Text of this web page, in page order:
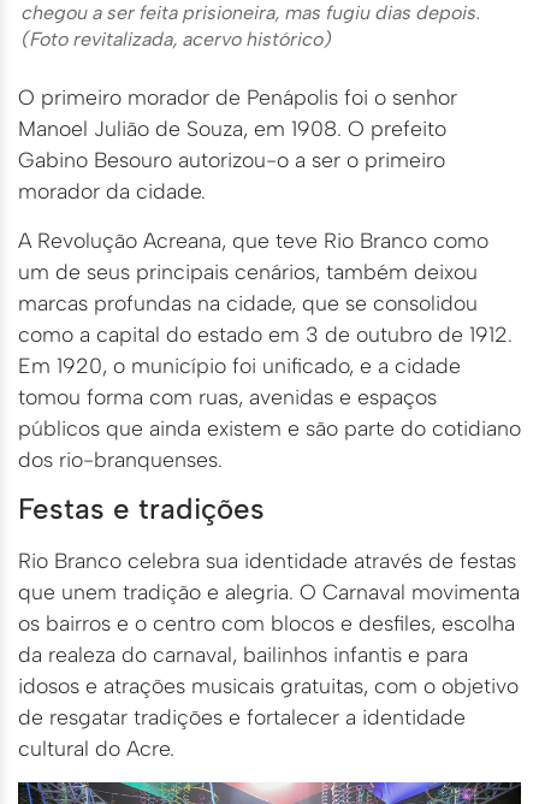
chegou a ser feita prisioneira, mas fugiu dias depois.
(Foto revitalizada, acervo histórico)
O primeiro morador de Penápolis foi o senhor
Manoel Julião de Souza, em 1908. O prefeito
Gabino Besouro autorizou-o a ser o primeiro
morador da cidade.
A Revolução Acreana, que teve Rio Branco como
um de seus principais cenários, também deixou
marcas profundas na cidade, que se consolidou
como a capital do estado em 3 de outubro de 1912.
Em 1920, o município foi unificado, e a cidade
tomou forma com ruas, avenidas e espaços
públicos que ainda existem e são parte do cotidiano
dos rio-branquenses.
Festas e tradições
Rio Branco celebra sua identidade através de festas
que unem tradição e alegria. O Carnaval movimenta
os bairros e o centro com blocos e desfiles, escolha
da realeza do carnaval, bailinhos infantis e para
idosos e atrações musicais gratuitas, com o objetivo
de resgatar tradições e fortalecer a identidade
cultural do Acre.